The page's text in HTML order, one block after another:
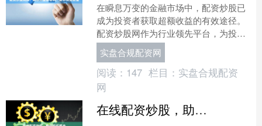
在瞬息万变的金融市场中，配资炒股已
成为投资者获取超额收益的有效途径。
配资炒股网作为行业领先平台，为投资
者提供专业、便捷的配资服务，助你解
锁财富新密码，实现投资致....
实盘合规配资网
阅读： 147 栏目： 实盘合规配资
网
在线配资炒股，助你轻松掘金